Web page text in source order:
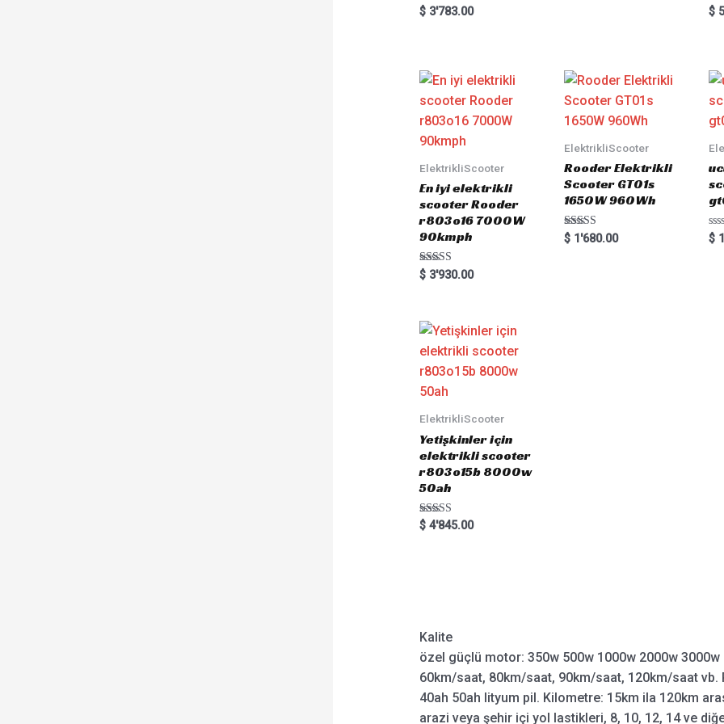
Rated
0
$3'783.00
0
$
ElektrikliScooter
En iyi elektrikli
scooter Rooder
r803o16 7000W
90kmph
Rated
5.00
$3'930.00
ElektrikliScooter
Rooder Elektrikli
Scooter GT01s
1650W 960Wh
Rated
5.00
$1'680.00
0
$
ElektrikliScooter
Yetişkinler için
elektrikli scooter
r803o15b 8000w
50ah
Rated
5.00
$4'845.00
Kalite
özel güçlü motor: 350w 500w 1000w 2000w
60km/saat, 80km/saat, 90km/saat, 120km/saat vb.
40ah 50ah lityum pil. Kilometre: 15km ila 120km
arazi veya şehir içi yol lastikleri, 8, 10, 12, 14 ve